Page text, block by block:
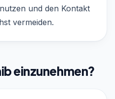
und den Kontakt
vermeiden.
einzunehmen?